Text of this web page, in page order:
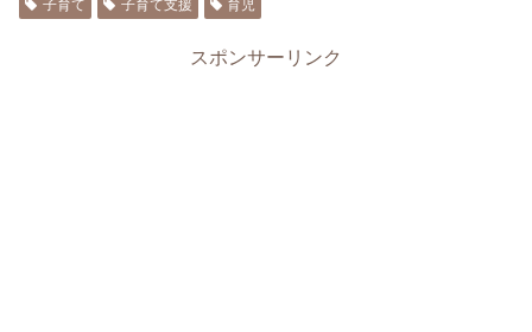
子育て
子育て支援 育児
スポンサーリンク